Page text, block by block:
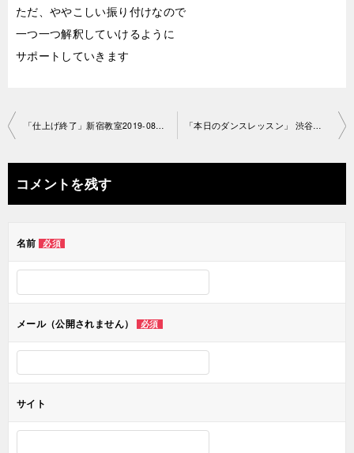
ただ、ややこしい振り付けなので
一つ一つ解釈していけるように
サポートしていきます
投
ナ
ビ
ー
ン
「仕上げ終了」新宿教室2019-0811 -no0013-1227 「本日のダンスレッスン」 渋谷教室2019-0828-no0013-1084
コメントを残す
名前 必須
メール（公開されません） 必須
サイト